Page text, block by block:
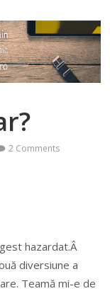
2 Comments
hazardat.Â
diversiune a
Teamă mi-e de